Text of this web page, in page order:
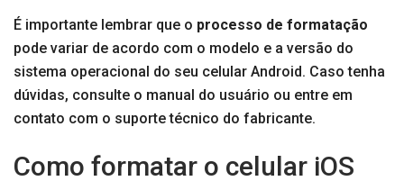
É importante lembrar que o processo de formatação
pode variar de acordo com o modelo e a versão do
sistema operacional do seu celular Android. Caso tenha
dúvidas, consulte o manual do usuário ou entre em
contato com o suporte técnico do fabricante.
Como formatar o celular iOS